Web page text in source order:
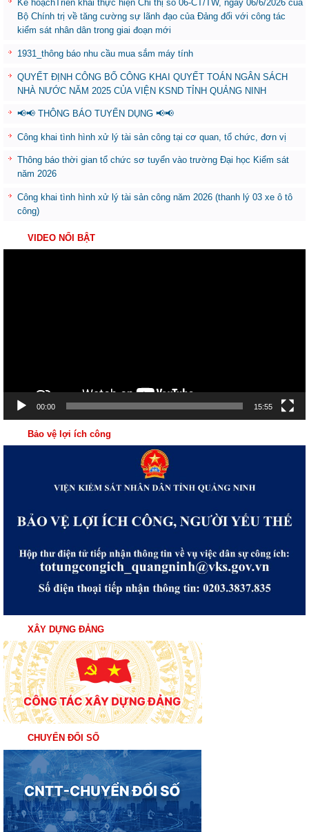
Kế hoạchTriển khai thực hiện Chỉ thị số 06-CT/TW, ngày 06/6/2026 của
Bộ Chính trị về tăng cường sự lãnh đạo của Đảng đối với công tác
kiểm sát nhân dân trong giai đoạn mới
1931_thông báo nhu cầu mua sắm máy tính
QUYẾT ĐỊNH CÔNG BỐ CÔNG KHAI QUYẾT TOÁN NGÂN SÁCH
NHÀ NƯỚC NĂM 2025 CỦA VIỆN KSND TỈNH QUẢNG NINH
📢📢 THÔNG BÁO TUYỂN DỤNG 📢📢
Công khai tình hình xử lý tài sản công tại cơ quan, tổ chức, đơn vị
Thông báo thời gian tổ chức sơ tuyển vào trường Đại học Kiểm sát
năm 2026
Công khai tình hình xử lý tài sản công năm 2026 (thanh lý 03 xe ô tô
công)
VIDEO NỔI BẬT
00:00 15:55
Bảo vệ lợi ích công
XÂY DỰNG ĐẢNG
CHUYỂN ĐỔI SỐ